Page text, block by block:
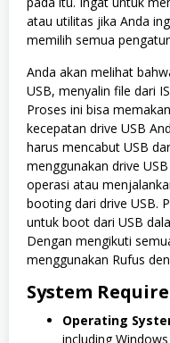
atau utilitas jika Anda
memilih semua
Anda akan melihat
USB, menyalin file dari
Proses ini bisa
kecepatan drive USB
harus mencabut USB
menggunakan drive
operasi atau
booting dari drive USB.
untuk boot dari USB
Dengan mengikuti
menggunakan Rufus
System
Operating
including